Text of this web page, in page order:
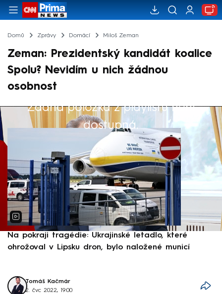
Domů Zprávy Domácí Miloš Zeman
Zeman: Prezidentský kandidát koalice
Spolu? Nevidím u nich žádnou
osobnost
Žádná položka z playlistu není
dostupná.
Výběr redakce
Na pokraji tragédie: Ukrajinské letadlo, které
ohrožoval v Lipsku dron, bylo naložené municí
Tomáš Kačmár
2. čvc 2022, 19:00